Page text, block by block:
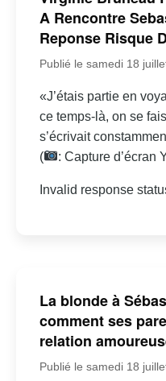
A Rencontre
Reponse Risque
Publié le samedi 18
«J’étais partie en
ce temps-là, on se
s’écrivait
(
: Capture d’écran
Invalid response
La blonde à
comment ses
relation
Publié le samedi 18